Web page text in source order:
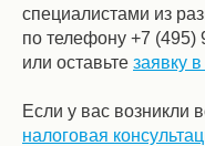
специалистами из
по телефону +7 (495)
или оставьте заявку
Если у вас возникли
налоговая